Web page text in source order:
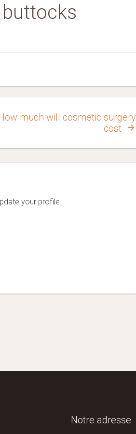
much will cosmetic surgery
cost
your profile.
Notre adresse